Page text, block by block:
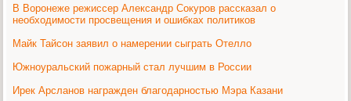
В Воронеже режиссер Александр Сокуров рассказал о
необходимости просвещения и ошибках политиков
Майк Тайсон заявил о намерении сыграть Отелло
Южноуральский пожарный стал лучшим в России
Ирек Арсланов награжден благодарностью Мэра Казани